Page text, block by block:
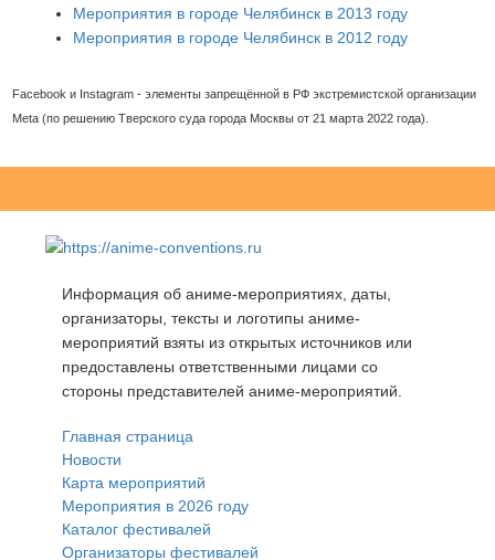
Мероприятия в городе Челябинск в 2013 году
Мероприятия в городе Челябинск в 2012 году
Facebook и Instagram - элементы запрещённой в РФ экстремистской организации
Meta (по решению Тверского суда города Москвы от 21 марта 2022 года).
Информация об аниме-мероприятиях, даты,
организаторы, тексты и логотипы аниме-
мероприятий взяты из открытых источников или
предоставлены ответственными лицами со
стороны представителей аниме-мероприятий.
Главная страница
Новости
Карта мероприятий
Мероприятия в 2026 году
Каталог фестивалей
Организаторы фестивалей